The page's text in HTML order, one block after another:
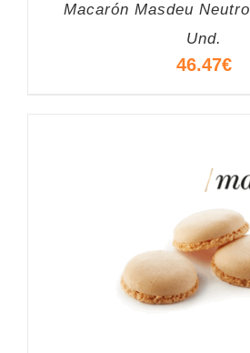
Macarón Masdeu
Und.
46.47€